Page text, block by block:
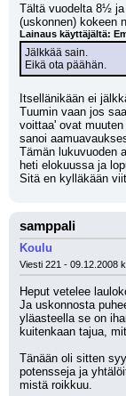
Tältä vuodelta 8½ ja
(uskonnen) kokeen
Lainaus käyttäjältä:
Jälkkää sain.
Eikä ota päähän.
Itsellänikään ei
Tuumin vaan jos
voittaa' ovat
sanoi
Tämän lukuvuoden
heti elokuussa ja
Sitä en kylläkään
samppali
Koulu
Viesti 221 - 09.12.2008
Heput vetelee
Ja uskonnosta
yläasteella se on
kuitenkaan tajua,
Tänään oli sitten
potensseja ja
mistä roikkuu.